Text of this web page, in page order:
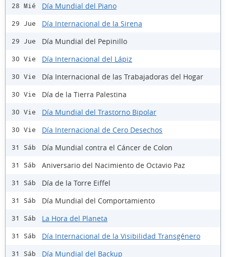
28 Mié Día Mundial del Piano
29 Jue Día Internacional de la Sirena
29 Jue Día Mundial del Pepinillo
30 Vie Día Internacional del Lápiz
30 Vie Día Internacional de las Trabajadoras del Hogar
30 Vie Día de la Tierra Palestina
30 Vie Día Mundial del Trastorno Bipolar
30 Vie Día Internacional de Cero Desechos
31 Sáb Día Mundial contra el Cáncer de Colon
31 Sáb Aniversario del Nacimiento de Octavio Paz
31 Sáb Día de la Torre Eiffel
31 Sáb Día Mundial del Comportamiento
31 Sáb La Hora del Planeta
31 Sáb Día Internacional de la Visibilidad Transgénero
31 Sáb Día Mundial del Backup